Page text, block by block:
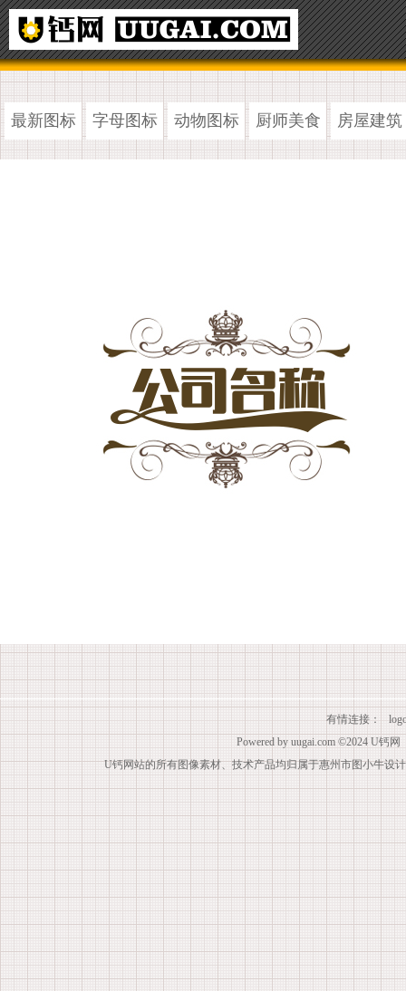
最新图标 字母图标 动物图标 厨师美食 房屋建筑
有情连接：
Powered by uugai.com ©2024 U钙网
U钙网站的所有图像素材、技术产品均归属于惠州市图小牛设